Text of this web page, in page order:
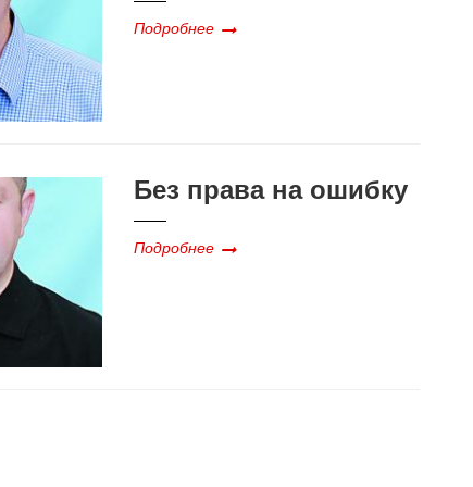
Подробнее
Без права на ошибку
Подробнее